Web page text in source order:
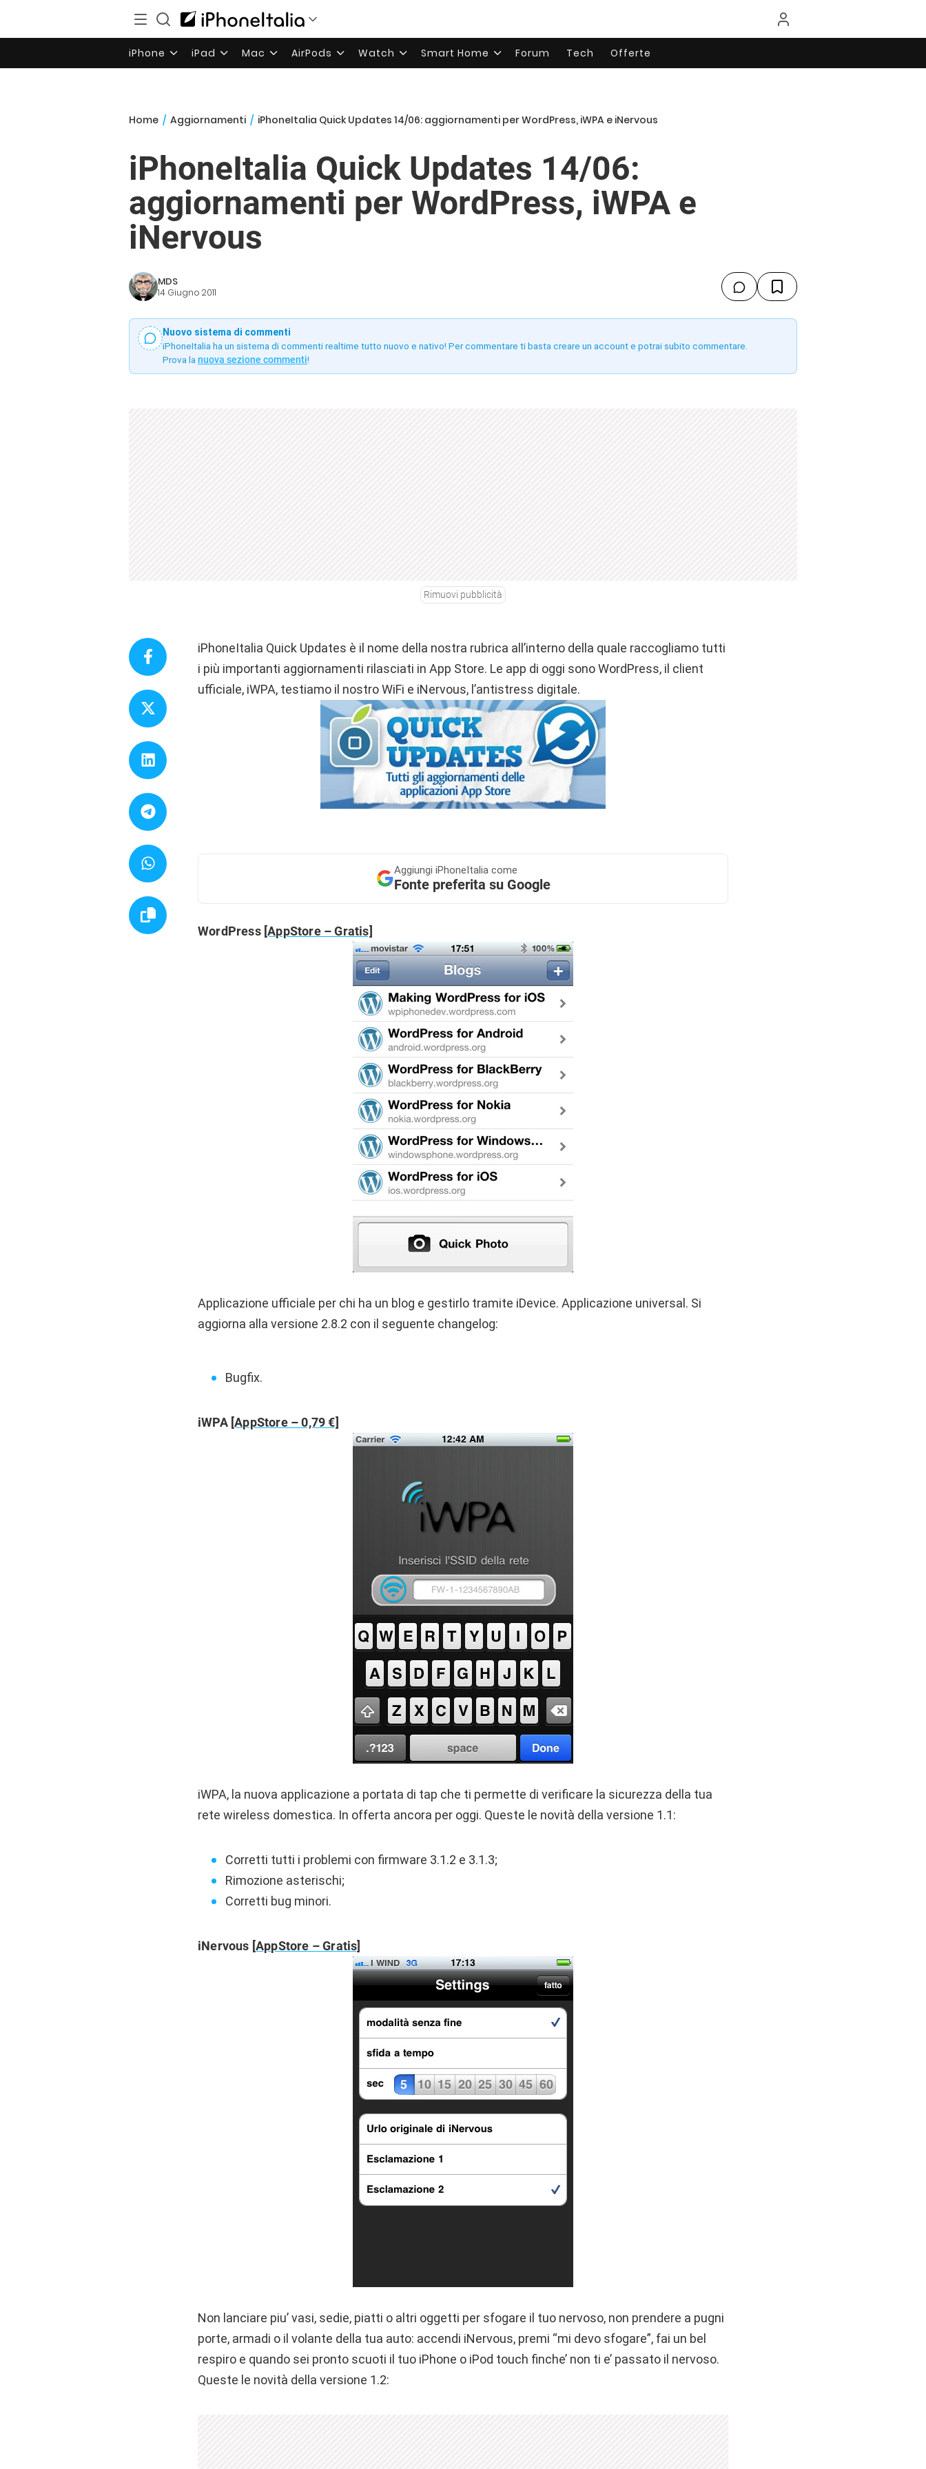
iPhone iPad Mac AirPods Watch Smart Home Forum Tech Offerte
Home / Aggiornamenti / iPhoneItalia Quick Updates 14/06: aggiornamenti per WordPress, iWPA e iNervous
iPhoneItalia Quick Updates 14/06:
aggiornamenti per WordPress, iWPA e
iNervous
MDS
14 Giugno 2011
Nuovo sistema di commenti
iPhoneItalia ha un sistema di commenti realtime tutto nuovo e nativo! Per commentare ti basta creare un account e potrai subito commentare.
Prova la nuova sezione commenti!
Rimuovi pubblicità
iPhoneItalia Quick Updates è il nome della nostra rubrica all’interno della quale raccogliamo tutti
i più importanti aggiornamenti rilasciati in App Store. Le app di oggi sono WordPress, il client
ufficiale, iWPA, testiamo il nostro WiFi e iNervous, l’antistress digitale.
Aggiungi iPhoneItalia come
Fonte preferita su Google
WordPress [AppStore – Gratis]
Applicazione ufficiale per chi ha un blog e gestirlo tramite iDevice. Applicazione universal. Si
aggiorna alla versione 2.8.2 con il seguente changelog:
Bugfix.
iWPA [AppStore – 0,79 €]
iWPA, la nuova applicazione a portata di tap che ti permette di verificare la sicurezza della tua
rete wireless domestica. In offerta ancora per oggi. Queste le novità della versione 1.1:
Corretti tutti i problemi con firmware 3.1.2 e 3.1.3;
Rimozione asterischi;
Corretti bug minori.
iNervous [AppStore – Gratis]
Non lanciare piu’ vasi, sedie, piatti o altri oggetti per sfogare il tuo nervoso, non prendere a pugni
porte, armadi o il volante della tua auto: accendi iNervous, premi “mi devo sfogare”, fai un bel
respiro e quando sei pronto scuoti il tuo iPhone o iPod touch finche’ non ti e’ passato il nervoso.
Queste le novità della versione 1.2: